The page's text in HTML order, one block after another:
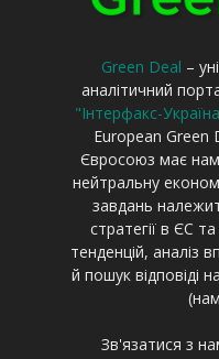
Green Deal –
аналітичний
"Інтерфакс-
European Green
Євросоюз має
нейтральну
завдань
стратегії в ЄС
тенденцій, аналіз
й пошук відповіді
Зв'язатися з